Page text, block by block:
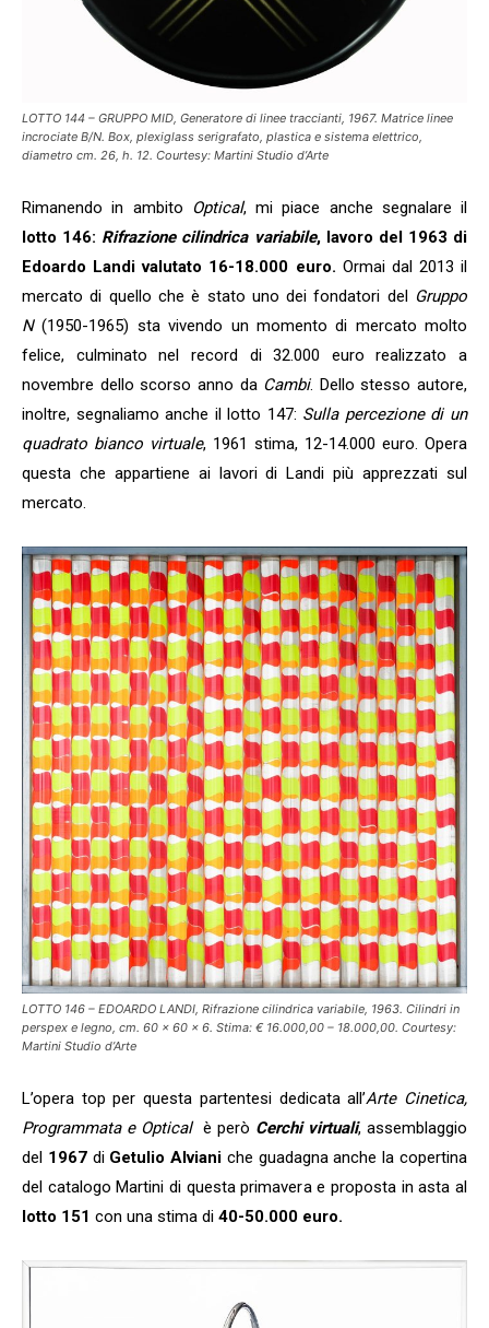
LOTTO 144 – GRUPPO MID, Generatore di linee traccianti, 1967. Matrice linee
incrociate B/N. Box, plexiglass serigrafato, plastica e sistema elettrico,
diametro cm. 26, h. 12. Courtesy: Martini Studio d’Arte
Rimanendo in ambito Optical, mi piace anche segnalare il
lotto 146: Rifrazione cilindrica variabile, lavoro del 1963 di
Edoardo Landi valutato 16-18.000 euro. Ormai dal 2013 il
mercato di quello che è stato uno dei fondatori del Gruppo
N(1950-1965) sta vivendo un momento di mercato molto
felice, culminato nel record di 32.000 euro realizzato a
novembre dello scorso anno da Cambi. Dello stesso autore,
inoltre, segnaliamo anche il lotto 147: Sulla percezione di un
quadrato bianco virtuale, 1961 stima, 12-14.000 euro. Opera
questa che appartiene ai lavori di Landi più apprezzati sul
mercato.
LOTTO 146 – EDOARDO LANDI, Rifrazione cilindrica variabile, 1963. Cilindri in
perspex e legno, cm. 60 x 60 x 6. Stima: € 16.000,00 – 18.000,00. Courtesy:
Martini Studio d’Arte
L’opera top per questa partentesi dedicata all’Arte Cinetica,
Programmata e Opticalè però Cerchi virtuali, assemblaggio
del 1967diGetulio Alviani che guadagna anche la copertina
del catalogo Martini di questa primavera e proposta in asta al
lotto 151 con una stima di 40-50.000 euro.